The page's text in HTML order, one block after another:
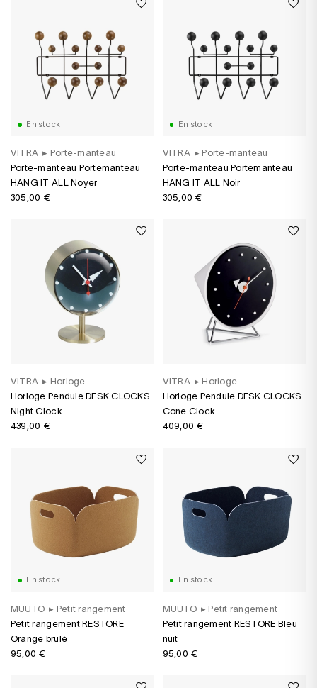
En stock
VITRA ▸ Porte-manteau
Porte-manteau Portemanteau
HANG IT ALL Noyer
305,00 €
En stock
VITRA ▸ Porte-manteau
Porte-manteau Portemanteau
HANG IT ALL Noir
305,00 €
VITRA ▸ Horloge
Horloge Pendule DESK CLOCKS
Night Clock
439,00 €
VITRA ▸ Horloge
Horloge Pendule DESK CLOCKS
Cone Clock
409,00 €
En stock
MUUTO ▸ Petit rangement
Petit rangement RESTORE
Orange brulé
95,00 €
En stock
MUUTO ▸ Petit rangement
Petit rangement RESTORE Bleu
nuit
95,00 €